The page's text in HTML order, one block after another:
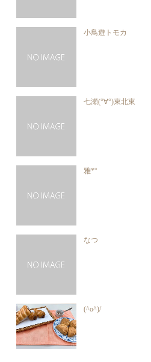
小鳥遊トモカ
七瀬(°∀°)東北東
雅*°
なつ
(^o^)/